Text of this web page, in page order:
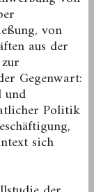
von
aus der
Gegenwart:
und
Politik
sich